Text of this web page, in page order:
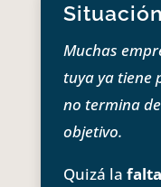
Muchas
tuya ya tiene
no termina
objetivo.
Quizá la